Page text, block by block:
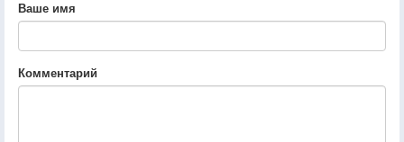
Ваше имя
Комментарий